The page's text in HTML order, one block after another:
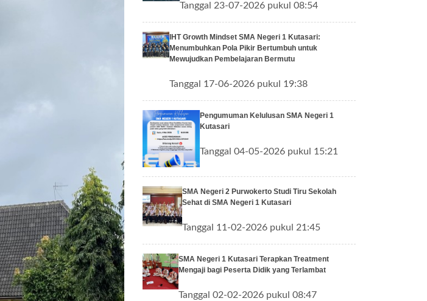
Tanggal 23-07-2026 pukul 08:54
IHT Growth Mindset SMA Negeri 1 Kutasari:
Menumbuhkan Pola Pikir Bertumbuh untuk
Mewujudkan Pembelajaran Bermutu
Tanggal 17-06-2026 pukul 19:38
Pengumuman Kelulusan SMA Negeri 1
Kutasari
Tanggal 04-05-2026 pukul 15:21
SMA Negeri 2 Purwokerto Studi Tiru Sekolah
Sehat di SMA Negeri 1 Kutasari
Tanggal 11-02-2026 pukul 21:45
SMA Negeri 1 Kutasari Terapkan Treatment
Mengaji bagi Peserta Didik yang Terlambat
Tanggal 02-02-2026 pukul 08:47